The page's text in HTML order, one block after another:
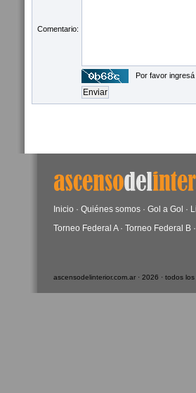
Comentario:
Por favor ingresá
Inicio · Quiénes somos · Gol a Gol ·
Torneo Federal A· Torneo Federal B ·
ascensodelinterior.com.ar · 2026 · todos